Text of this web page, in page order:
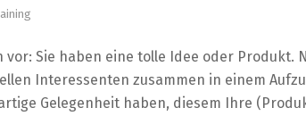
vor: Sie haben eine tolle Idee oder Produkt.
Interessenten zusammen in einem
Gelegenheit haben, diesem Ihre